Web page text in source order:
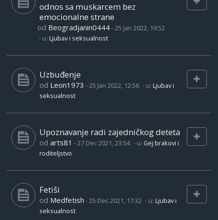
odnos sa muskarcem bez
emocionalne strane
od Beogradjanin0444-25 Jan 2022, 19:52
- u: Ljubav i seksualnost
Uzbuđenje
od Leon1973 -25 Jan 2022, 12:56 - u: Ljubav i
seksualnost
Upoznavanje radi zajedničkog deteta
od arts81 -27 Dec 2021, 23:54 - u: Gej brakovi i
roditeljstvo
Fetiši
od Medfetish -25 Dec 2021, 17:32 - u: Ljubav i
seksualnost